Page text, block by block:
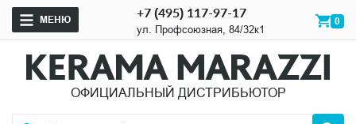
МЕНЮ +7 (495) 117-97-17
ул. Профсоюзная, 84/32к1
0
ОФИЦИАЛЬНЫЙ ДИСТРИБЬЮТОР